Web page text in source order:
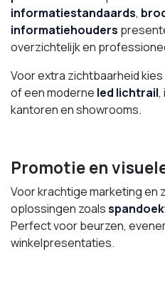
informatiestandaards,
informatiehouders
overzichtelijk en
Voor extra zichtbaarheid
of een moderne led lichtrail,
kantoren en showrooms.
Promotie en
Voor krachtige marketing en
oplossingen zoals
Perfect voor beurzen,
winkelpresentaties.